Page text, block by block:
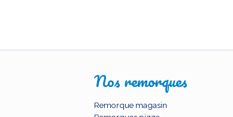
Nos remorques
Remorque magasin